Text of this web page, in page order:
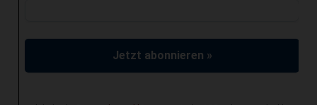
Jetzt abonnieren »